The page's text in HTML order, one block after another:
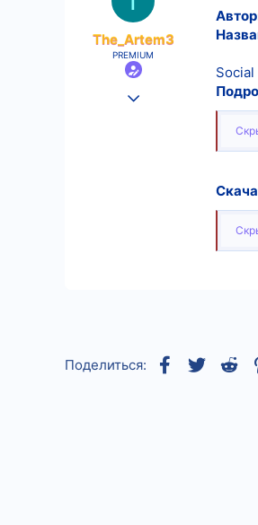
The_Artem3
PREMIUM
Поделиться: Facebook
Twitter